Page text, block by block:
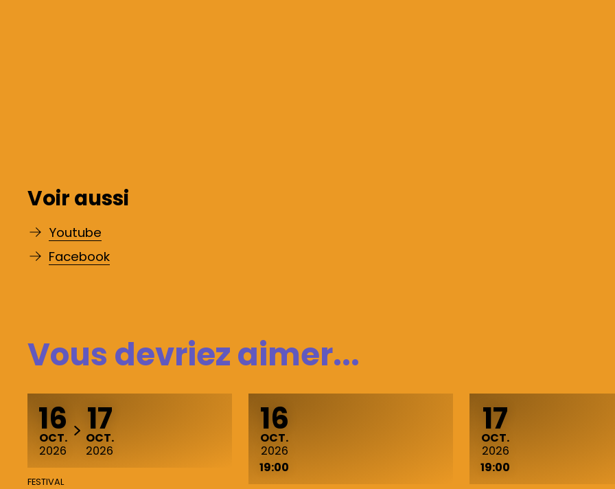
Voir aussi
Youtube
Facebook
Vous devriez aimer...
DU
16
OCTOBRE
OCT.
2026
AU 17
OCTOBRE
OCT.
2026
FESTIVAL
16
OCTOBRE
OCT.
2026
19:00
17
OCTOBRE
OCT.
2026
19:00